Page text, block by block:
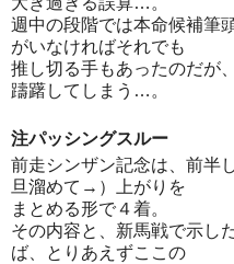
週中の段階では本命候補筆
がいなければそれでも
推し切る手もあったのだが
躊躇してしまう…。
注パッシングスルー
前走シンザン記念は、前半
旦溜めて→）上がりを
まとめる形で４着。
その内容と、新馬戦で示し
ば、とりあえずここの